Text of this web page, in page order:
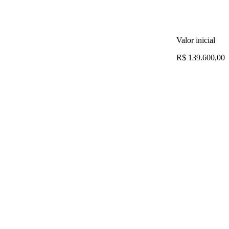
Valor inicial
R$ 139.600,00